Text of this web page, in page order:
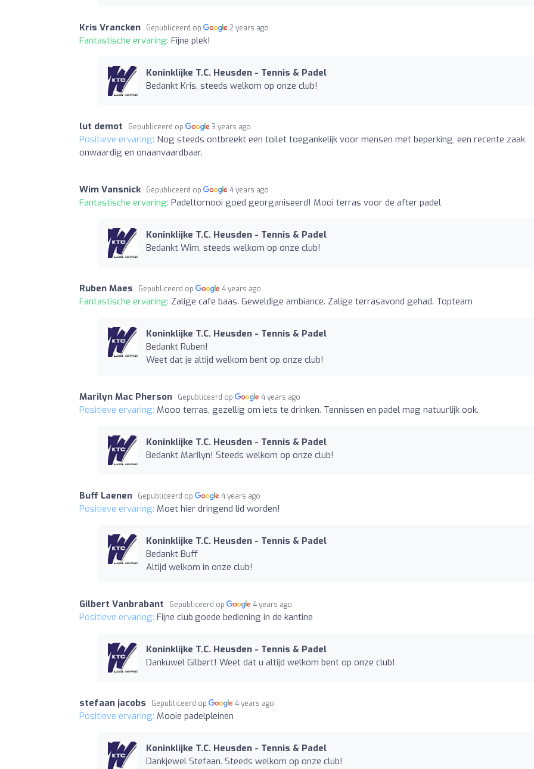
Kris Vrancken Gepubliceerd op 2 years ago
Fantastische ervaring: Fijne plek!
Koninklijke T.C. Heusden - Tennis & Padel
Bedankt Kris, steeds welkom op onze club!
lut demot Gepubliceerd op 3 years ago
Positieve ervaring: Nog steeds ontbreekt een toilet toegankelijk voor mensen met beperking, een recente zaak
onwaardig en onaanvaardbaar.
Wim Vansnick Gepubliceerd op 4 years ago
Fantastische ervaring: Padeltornooi goed georganiseerd! Mooi terras voor de after padel
Koninklijke T.C. Heusden - Tennis & Padel
Bedankt Wim, steeds welkom op onze club!
Ruben Maes Gepubliceerd op 4 years ago
Fantastische ervaring: Zalige cafe baas. Geweldige ambiance. Zalige terrasavond gehad. Topteam
Koninklijke T.C. Heusden - Tennis & Padel
Bedankt Ruben!
Weet dat je altijd welkom bent op onze club!
Marilyn Mac Pherson Gepubliceerd op 4 years ago
Positieve ervaring: Mooo terras, gezellig om iets te drinken. Tennissen en padel mag natuurlijk ook.
Koninklijke T.C. Heusden - Tennis & Padel
Bedankt Marilyn! Steeds welkom op onze club!
Buff Laenen Gepubliceerd op 4 years ago
Positieve ervaring: Moet hier dringend lid worden!
Koninklijke T.C. Heusden - Tennis & Padel
Bedankt Buff
Altijd welkom in onze club!
Gilbert Vanbrabant Gepubliceerd op 4 years ago
Positieve ervaring: Fijne club,goede bediening in de kantine
Koninklijke T.C. Heusden - Tennis & Padel
Dankuwel Gilbert! Weet dat u altijd welkom bent op onze club!
stefaan jacobs Gepubliceerd op 4 years ago
Positieve ervaring: Mooie padelpleinen
Koninklijke T.C. Heusden - Tennis & Padel
Dankjewel Stefaan. Steeds welkom op onze club!